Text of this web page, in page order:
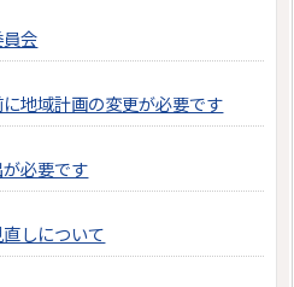
員会
地域計画の変更が必要です
必要です
しについて